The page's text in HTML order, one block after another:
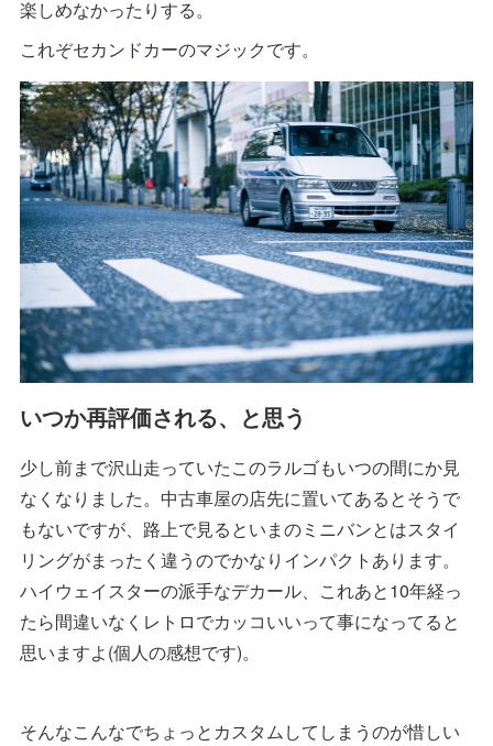
楽しめなかったりする。
これぞセカンドカーのマジックです。
いつか再評価される、と思う
少し前まで沢山走っていたこのラルゴもいつの間にか見
なくなりました。中古車屋の店先に置いてあるとそうで
もないですが、路上で見るといまのミニバンとはスタイ
リングがまったく違うのでかなりインパクトあります。
ハイウェイスターの派手なデカール、これあと10年経っ
たら間違いなくレトロでカッコいいって事になってると
思いますよ(個人の感想です)。
そんなこんなでちょっとカスタムしてしまうのが惜しい